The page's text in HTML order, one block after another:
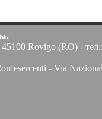
Rovigo (RO) -
- Via